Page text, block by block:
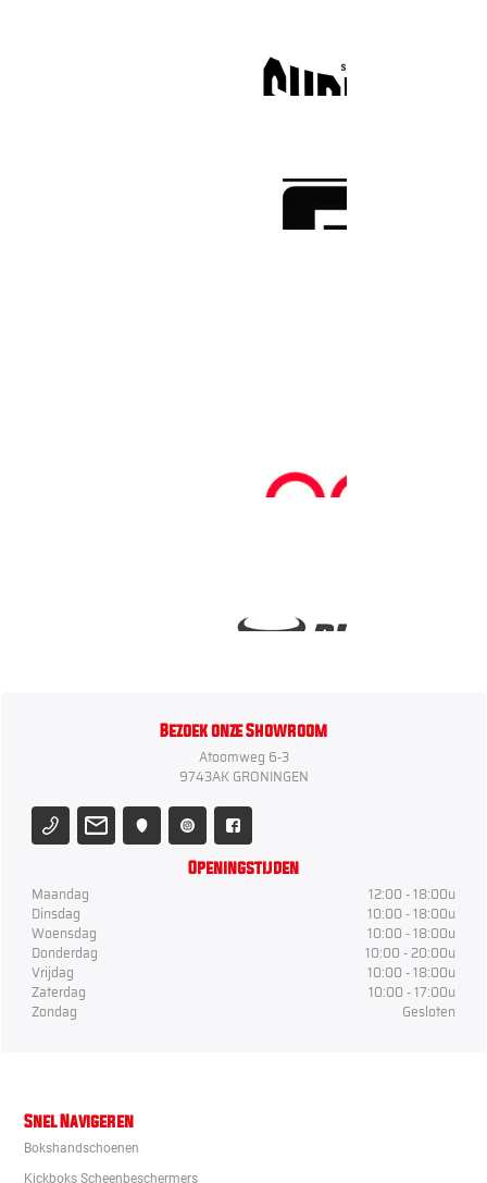
Bezoek onze Showroom
Atoomweg 6-3
9743AK GRONINGEN
Openingstijden
Maandag
12:00 - 18:00u
Dinsdag
10:00 - 18:00u
Woensdag
10:00 - 18:00u
Donderdag
10:00 - 20:00u
Vrijdag
10:00 - 18:00u
Zaterdag
10:00 - 17:00u
Zondag
Gesloten
Snel Navigeren
Bokshandschoenen
Kickboks Scheenbeschermers